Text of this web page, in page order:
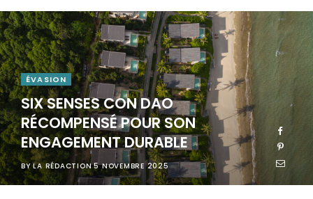
ÉVASION
SIX SENSES CON DAO
RÉCOMPENSÉ POUR SON
ENGAGEMENT DURABLE
BY LA RÉDACTION 5 NOVEMBRE 2025